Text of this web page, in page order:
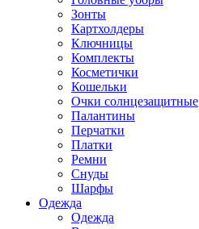
Зонты
Картхолдеры
Ключницы
Комплекты
Косметички
Кошельки
Очки солнцезащитные
Палантины
Перчатки
Платки
Ремни
Снуды
Шарфы
Одежда
Одежда